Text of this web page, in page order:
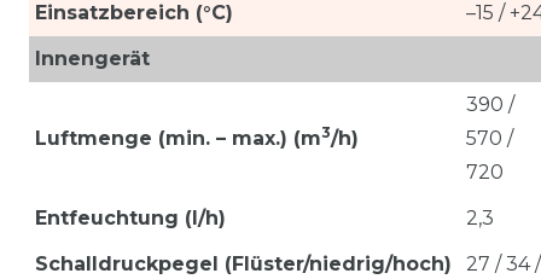
Einsatzbereich (°C)
–15 /
Innengerät
Luftmenge (min. – max.) (m3/h)
390 /
570 /
720
Entfeuchtung (l/h)
2,3
Schalldruckpegel (Flüster/niedrig/hoch)
27 / 34 /